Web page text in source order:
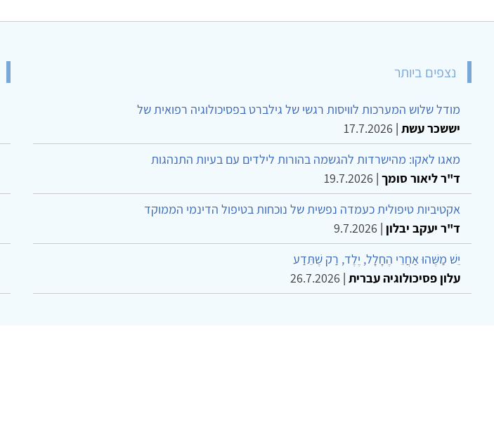
נצפים ביותר
מודל שלוש המערכות לוויסות רגשי של גילברט בפסיכולוגיה רפואית של
יששכר עשת |
17.7.2026
מאגו לאקו: מהישרדות להגשמה בהורות לילדים עם בעיות התנהגות
ד"ר ליאור סומך |
19.7.2026
אקטיביות טיפולית כעמדה נפשית של נוכחות בטיפול הדינמי הממוקד
ד"ר יעקב יבלון |
9.7.2026
יֵשׁ מַשֶּׁהוּ אַחֲרֵי הֶחָלָל, יֶלֶד, רַק שֶׁתֵּדַע
עלון פסיכולוגיה עברית |
26.7.2026